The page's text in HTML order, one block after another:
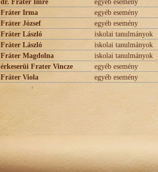
dr. Frater Imre
egyéb esemény
Fráter Irma
egyéb esemény
Fráter József
egyéb esemény
Fráter László
iskolai tanulmányok
Fráter László
iskolai tanulmányok
Fráter Magdolna
iskolai tanulmányok
érkeserüi Frater Vincze
egyéb esemény
Fráter Viola
egyéb esemény